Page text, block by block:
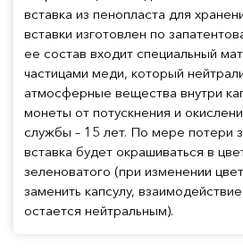
вставка из пенопласта для
вставки изготовлен по
ее состав входит специальный
частицами меди, который
атмосферные вещества внутри
монеты от потускнения и
службы – 15 лет. По мере потери
вставка будет окрашиваться в
зеленоватого (при изменении
заменить капсулу,
остается нейтральным).